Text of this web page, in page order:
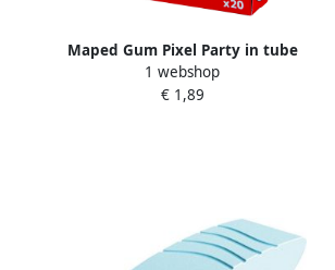
Maped Gum Pixel Party in tube
displayà 20 stuks
1 webshop
€ 1,89